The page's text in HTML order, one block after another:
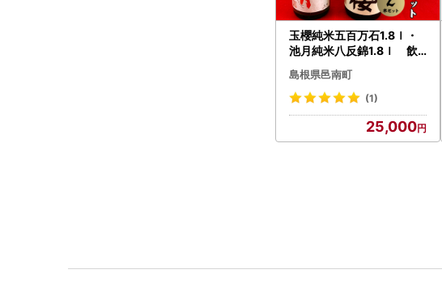
玉櫻純米五百万石1.8ｌ・
池月純米八反錦1.8ｌ 飲
み比べセット
島根県邑南町
(1)
25,000